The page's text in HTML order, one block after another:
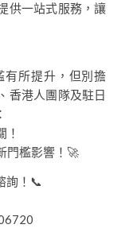
供一站式服務，讓
有所提升，但別擔
香港人團隊及駐日
！
門檻影響！🚀
詢！📞